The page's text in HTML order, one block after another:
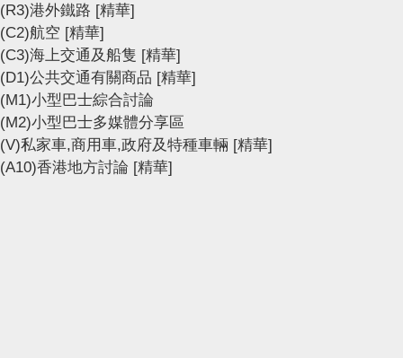
(R3)港外鐵路 [精華]
(C2)航空 [精華]
(C3)海上交通及船隻 [精華]
(D1)公共交通有關商品 [精華]
(M1)小型巴士綜合討論
(M2)小型巴士多媒體分享區
(V)私家車,商用車,政府及特種車輛 [精華]
(A10)香港地方討論 [精華]